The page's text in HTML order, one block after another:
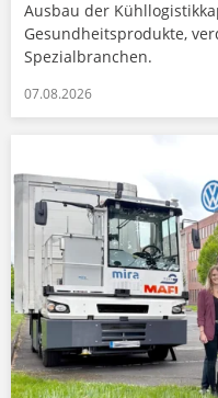
Ausbau der
Gesundheitsprodukte,
Spezialbranchen.
07.08.2026